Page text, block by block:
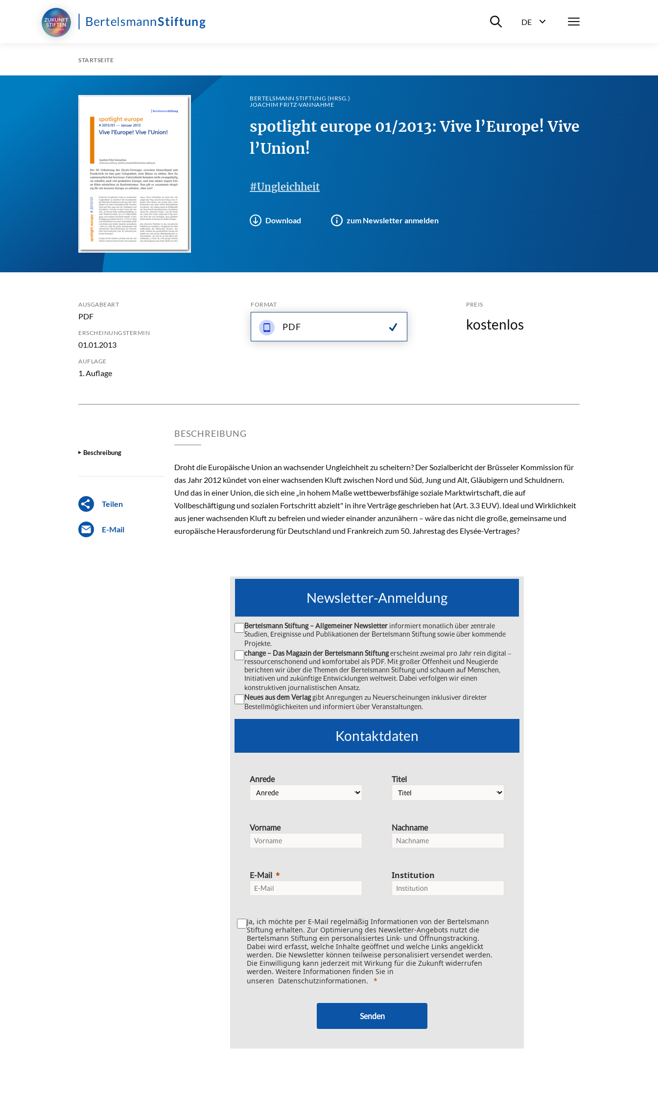
Suche ein-/ausblenden
DE
Menü
STARTSEITE
BERTELSMANN STIFTUNG (HRSG.)
JOACHIM FRITZ-VANNAHME
spotlight europe 01/2013: Vive l’Europe! Vive
l’Union!
#Ungleichheit
Download zum Newsletter anmelden
AUSGABEART
PDF
ERSCHEINUNGSTERMIN
01.01.2013
AUFLAGE
1. Auflage
FORMAT
PDF
PREIS
kostenlos
Beschreibung
Teilen
E-Mail
BESCHREIBUNG
Droht die Europäische Union an wachsender Ungleichheit zu scheitern? Der Sozialbericht der Brüsseler Kommission für
das Jahr 2012 kündet von einer wachsenden Kluft zwischen Nord und Süd, Jung und Alt, Gläubigern und Schuldnern.
Und das in einer Union, die sich eine „in hohem Maße wettbewerbsfähige soziale Marktwirtschaft, die auf
Vollbeschäftigung und sozialen Fortschritt abzielt" in ihre Verträge geschrieben hat (Art. 3.3 EUV). Ideal und Wirklichkeit
aus jener wachsenden Kluft zu befreien und wieder einander anzunähern – wäre das nicht die große, gemeinsame und
europäische Herausforderung für Deutschland und Frankreich zum 50. Jahrestag des Elysée-Vertrages?
Newsletter-Anmeldung
Bertelsmann Stiftung – Allgemeiner Newsletter informiert monatlich über zentrale
Studien, Ereignisse und Publikationen der Bertelsmann Stiftung sowie über kommende
Projekte.
change – Das Magazin der Bertelsmann Stiftungerscheint zweimal pro Jahr rein digital ‒
ressourcenschonend und komfortabel als PDF. Mit großer Offenheit und Neugierde
berichten wir über die Themen der Bertelsmann Stiftung und schauen auf Menschen,
Initiativen und zukünftige Entwicklungen weltweit. Dabei verfolgen wir einen
konstruktiven journalistischen Ansatz.
Neues aus dem Verlaggibt Anregungen zu Neuerscheinungen inklusiver direkter
Bestellmöglichkeiten und informiert über Veranstaltungen.
Kontaktdaten
Anrede
Vorname
E-Mail
Titel
Nachname
Institution
Ja, ich möchte per E-Mail regelmäßig Informationen von der Bertelsmann
Stiftung erhalten. Zur Optimierung des Newsletter-Angebots nutzt die
Bertelsmann Stiftung ein personalisiertes Link- und Öffnungstracking.
Dabei wird erfasst, welche Inhalte geöffnet und welche Links angeklickt
werden. Die Newsletter können teilweise personalisiert versendet werden.
Die Einwilligung kann jederzeit mit Wirkung für die Zukunft widerrufen
werden. Weitere Informationen finden Sie in
unseren Datenschutzinformationen.
Senden